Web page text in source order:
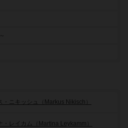
・ニキッシュ（Markus Nikisch）
・レイカム（Martina Leykamm）